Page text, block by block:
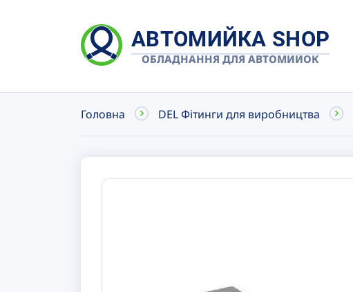
АВТОМИЙКА SHOP
ОБЛАДНАННЯ ДЛЯ АВТОМИЙОК
Головна DEL Фітинги для виробництва